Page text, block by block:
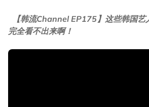
【韩流Channel EP175】这些韩国艺
完全看不出来啊！